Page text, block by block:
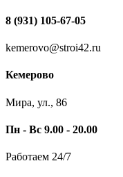
8 (931) 105-67-05
kemerovo@stroi42.ru
Кемерово
Мира, ул., 86
Пн - Вс 9.00 - 20.00
Работаем 24/7